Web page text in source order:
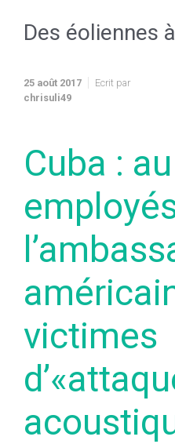
Des éoliennes
25 août 2017
Ecrit par
chrisuli49
Cuba :
victimes